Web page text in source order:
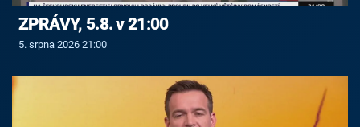
ZPRÁVY, 5.8. v 21:00
5. srpna 2026 21:00